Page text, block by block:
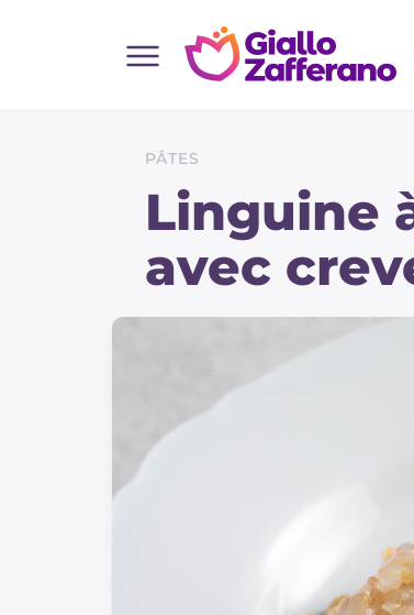
Toutes les recettes
Plats principaux
Gateaux et patisserie
PÂTES
Linguine
avec